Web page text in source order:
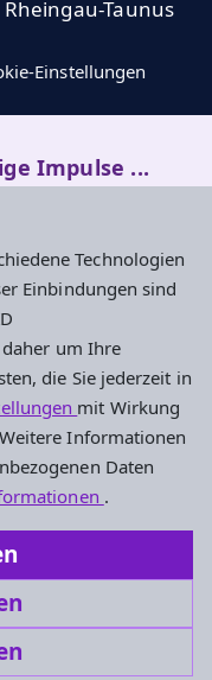
Technologien
Einbindungen sind
um Ihre
die Sie jederzeit in
mit Wirkung
Informationen
Daten
.
Taunus
Einstellungen
Impulse ...